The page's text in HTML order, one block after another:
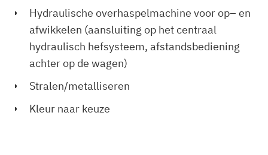
Hydraulische overhaspelmachine voor op– en
afwikkelen (aansluiting op het centraal
hydraulisch hefsysteem, afstandsbediening
achter op de wagen)
Stralen/metalliseren
Kleur naar keuze